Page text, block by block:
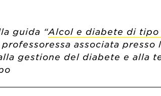
guida “Alcol e diabete di tipo
associata presso
gestione del diabete e alla